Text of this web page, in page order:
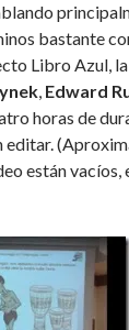
bastante
Libro Azul,
, Edward
horas de
editar.
están vacíos,